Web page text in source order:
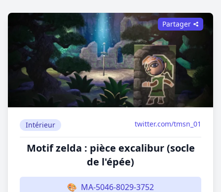
Intérieur twitter.com/tmsn_01
Motif zelda : pièce excalibur (socle
de l'épée)
🎨 MA-5046-8029-3752
Partager